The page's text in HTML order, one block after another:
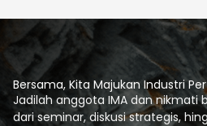
Bersama, Kita Majukan Industri
Jadilah anggota IMA dan nikmati
dari seminar, diskusi strategis,